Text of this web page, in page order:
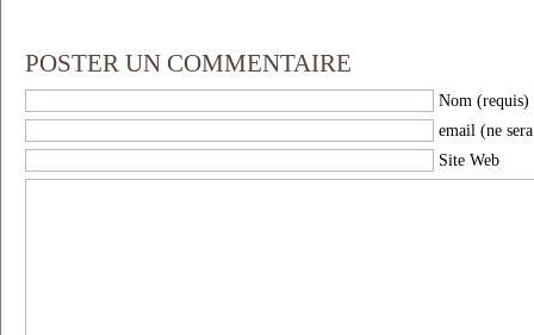
POSTER UN COMMENTAIRE
Nom (requis)
email (ne
Site Web